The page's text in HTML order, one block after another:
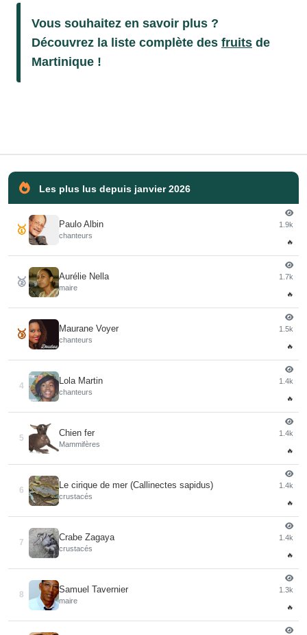
Vous souhaitez en savoir plus ?
Découvrez la liste complète des fruits de
Martinique !
Les plus lus depuis janvier 2026
🥇 Paulo Albin
chanteurs
1.9k
🔥
🥈 Aurélie Nella
maire
1.7k
🔥
🥉 Maurane Voyer
chanteurs
1.5k
🔥
4
Lola Martin
chanteurs
1.4k
🔥
5
Chien fer
Mammifères
1.4k
🔥
6
Le cirique de mer (Callinectes sapidus)
crustacés
1.4k
🔥
7
Crabe Zagaya
crustacés
1.4k
🔥
8
Samuel Tavernier
maire
1.3k
🔥